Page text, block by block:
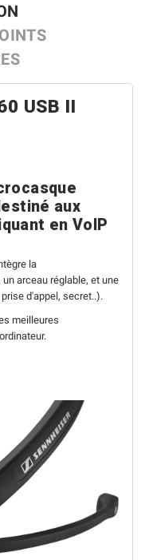
USB II
aux
en VoIP
la
arceau réglable, et une
d'appel, secret..).
meilleures